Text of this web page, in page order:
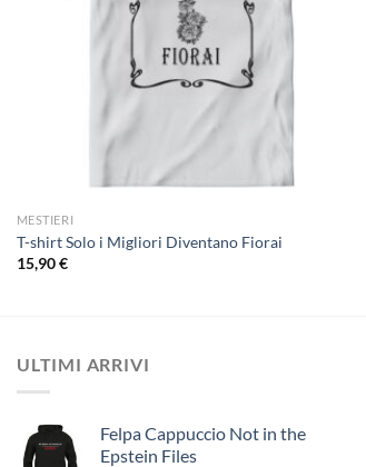
MESTIERI
T-shirt Solo i Migliori Diventano Fiorai
15,90€
ULTIMI ARRIVI
Felpa Cappuccio Not in the
Epstein Files